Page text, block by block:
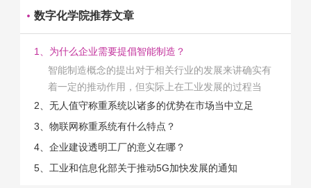
数字化学院推荐文章
1、为什么企业需要提倡智能制造？
智能制造概念的提出对于相关行业的发展来讲确实有
着一定的推动作用，但实际上在工业发展的过程当
中，能够推动相关产业发展的具体结束是非常的多
的。那么为什么企业一定需要...
2、无人值守称重系统以诸多的优势在市场当中立足
3、物联网称重系统有什么特点？
4、企业建设透明工厂的意义在哪？
5、工业和信息化部关于推动5G加快发展的通知